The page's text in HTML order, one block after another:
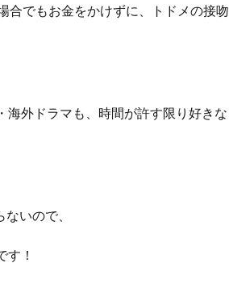
合でもお金をかけずに、トドメの接吻
外ドラマも、 時間が許す限り好きな
いので、
す！